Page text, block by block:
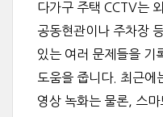
다가구 주택 CCTV는
공동현관이나 주차장
있는 여러 문제들을 기
도움을 줍니다. 최근에
영상 녹화는 물론, 스